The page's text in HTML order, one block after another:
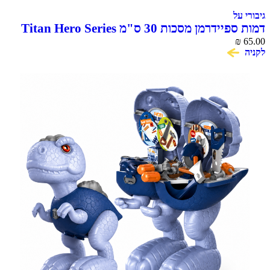
גיבורי על
דמות ספיידרמן מסכות 30 ס"מ Titan Hero Series
₪ 65.00
לקניה